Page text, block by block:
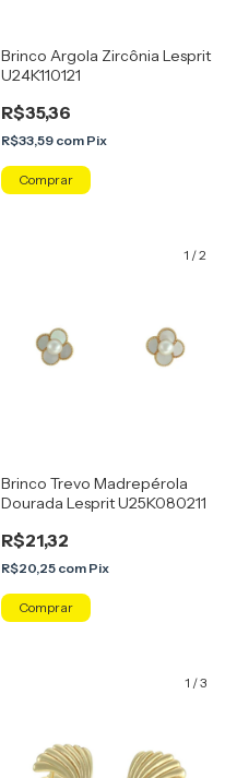
Brinco Argola Zircônia Lesprit
U24K110121
R$35,36
R$33,59 com Pix
1 /2
Brinco Trevo Madrepérola
Dourada Lesprit U25K080211
R$21,32
R$20,25 com Pix
1 /3